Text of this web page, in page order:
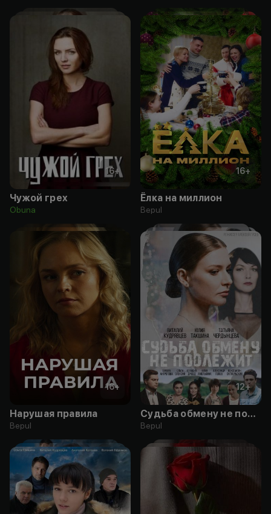
16+
Чужой грех
Obuna
16+
Ёлка на миллион
Bepul
16+
Нарушая правила
Bepul
12+
Судьба обмену не подлежит
Bepul